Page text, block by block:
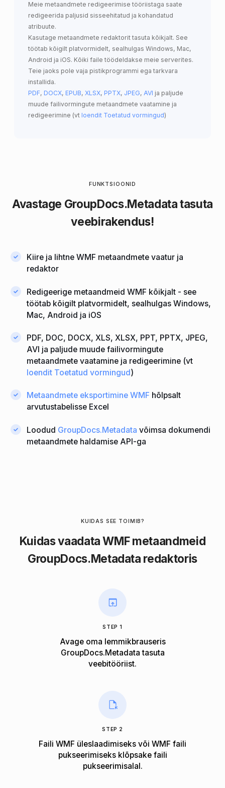
Meie metaandmete redigeerimise tööriistaga saate
redigeerida paljusid sisseehitatud ja kohandatud
atribuute.
Kasutage metaandmete redaktorit tasuta kõikjalt. See
töötab kõigilt platvormidelt, sealhulgas Windows, Mac,
Android ja iOS. Kõiki faile töödeldakse meie serverites.
Teie jaoks pole vaja pistikprogrammi ega tarkvara
installida.
PDF, DOCX, EPUB, XLSX, PPTX, JPEG, AVI ja paljude
muude failivormingute metaandmete vaatamine ja
redigeerimine (vt loendit Toetatud vormingud)
FUNKTSIOONID
Avastage GroupDocs.Metadatatasuta
veebirakendus!
Kiire ja lihtne WMF metaandmete vaatur ja
redaktor
Redigeerige metaandmeid WMF kõikjalt - see
töötab kõigilt platvormidelt, sealhulgas Windows,
Mac, Android ja iOS
PDF, DOC, DOCX, XLS, XLSX, PPT, PPTX, JPEG,
AVI ja paljude muude failivormingute
metaandmete vaatamine ja redigeerimine (vt
loendit Toetatud vormingud)
Metaandmete eksportimine WMF hõlpsalt
arvutustabelisse Excel
Loodud GroupDocs.Metadata võimsa dokumendi
metaandmete haldamise API-ga
KUIDAS SEE TOIMIB?
Kuidas vaadata WMF metaandmeid
GroupDocs.Metadata redaktoris
STEP 1
Avage oma lemmikbrauseris
GroupDocs.Metadata tasuta
veebitööriist.
STEP 2
Faili WMF üleslaadimiseks või WMF faili
pukseerimiseks klõpsake faili
pukseerimisalal.